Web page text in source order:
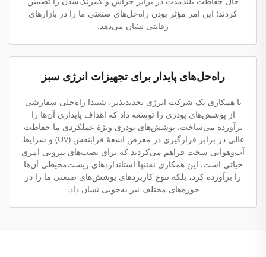
کردند؛ این امر مؤثر بودن راه‌حل‌های صنعتی ما را در بازارهای
رقابتی نشان می‌دهد.
راه‌حل‌های پایدار برای تجهیزات انرژی سبز
با همکاری یک شرکت انرژی تجدیدپذیر، شیندا راه‌حلی سفارشی
از پوشش‌های پودری را توسعه داد که اهداف پایداری آن‌ها را
برآورده می‌ساخت. پوشش‌های پودری ویژهٔ عملکردی ما حفاظت
عالی در برابر قرارگیری در معرض اشعهٔ فرابنفش (UV) و شرایط
آب‌وهوایی سخت فراهم می‌کردند که برای نصب‌های بیرونی امری
حیاتی است. این همکاری نه‌تنها استانداردهای زیست‌محیطی آن‌ها
را برآورده کرد، بلکه تنوع کاربردهای پوشش‌های صنعتی ما را در
حوزه‌های مختلف نیز به‌خوبی نشان داد.